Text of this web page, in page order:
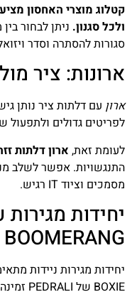
קטלוג מוצרי האחסון
ולכל סגנון. ניתן לבחור
סגורות להסתרה וסדר
ארונות: ציר
ארון עם דלתות ציר נותן
לפריטים גדולים ולתפעול
לעומת זאת, ארון דלתות
התנגשויות. אפשר לשלב
מסמכים וציוד IT רגיש.
יחידות מגירות ניידות
BOXIE של PEDRALI זמינה בדגמים בנתח מחיר 2,619–3,924 ₪.